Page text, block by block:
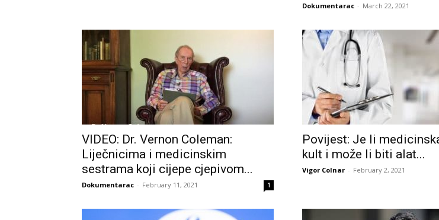
Dokumentarac - March 22, 2021
VIDEO: Dr. Vernon Coleman:
Liječnicima i medicinskim
sestrama koji cijepe cjepivom...
Dokumentarac - February 11, 2021 1
Povijest: Je li
kult i može li biti alat...
Vigor Colnar - February 2, 2021